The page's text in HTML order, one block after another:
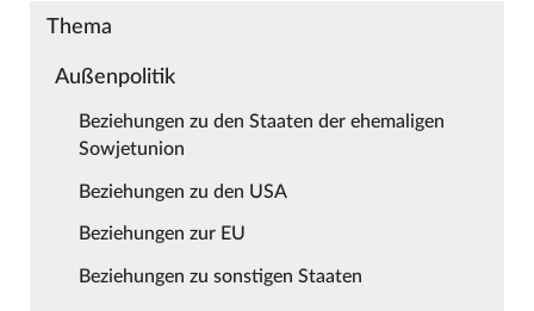
Thema
Außenpolitik
Beziehungen zu den Staaten der ehemaligen
Sowjetunion
Beziehungen zu den USA
Beziehungen zur EU
Beziehungen zu sonstigen Staaten